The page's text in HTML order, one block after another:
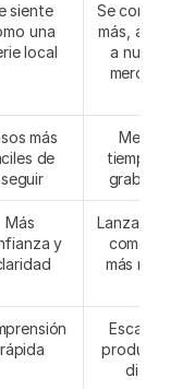
siente
una
local
Se
más,
a
más
de
seguir
Menos
tiempo
Más
y
más
rápida
Escalar
diaria